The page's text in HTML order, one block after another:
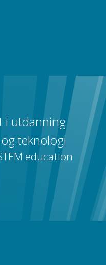
i utdanning
teknologi
education